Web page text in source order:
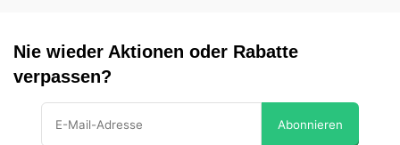
Nie wieder Aktionen oder Rabatte
verpassen?
Abonnieren